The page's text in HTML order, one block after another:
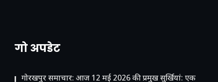
गो अपडेट
गोरखपुर समाचार: आज 12 मई 2026 की प्रमुख सुर्खियां: एक